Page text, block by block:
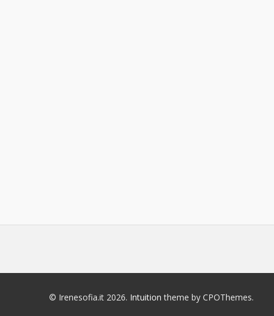
© Irenesofia.it 2026. Intuition theme by CPOThemes.